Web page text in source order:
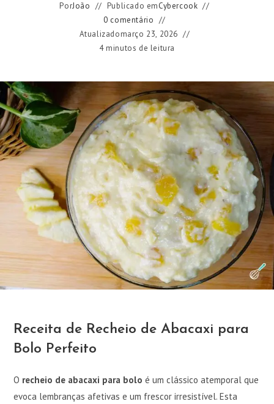
PorJoão Publicado emCybercook
0 comentário
Atualizadomarço 23, 2026
4 minutos de leitura
Receita de Recheio de Abacaxi para
Bolo Perfeito
O recheio de abacaxi para bolo é um clássico atemporal que
evoca lembranças afetivas e um frescor irresistível. Esta